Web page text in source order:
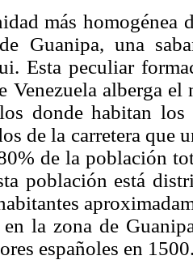
más homogénea
Guanipa, una
Esta peculiar
Venezuela alberga
donde habitan los
de la carretera que
de la población
población está
la zona de
españoles en